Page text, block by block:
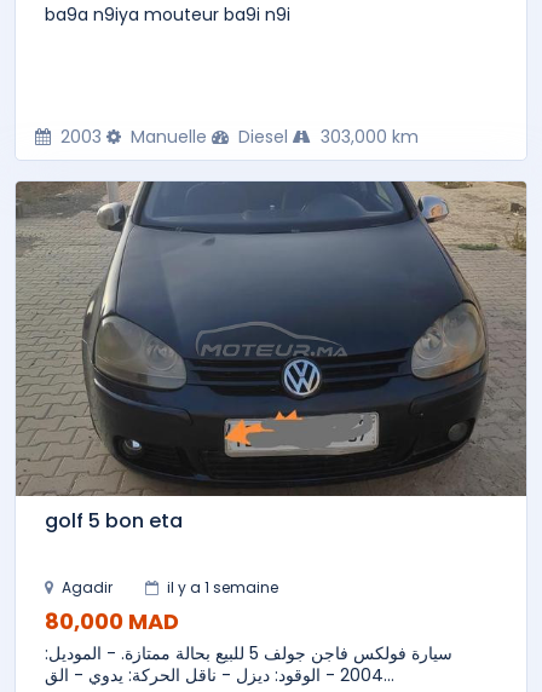
ba9a n9iya mouteur ba9i n9i
2003 Manuelle Diesel 303,000 km
golf 5 bon eta
Agadir il y a 1 semaine
80,000 MAD
سيارة فولكس فاجن جولف 5 للبيع بحالة ممتازة. - الموديل:
2004 - الوقود: ديزل - ناقل الحركة: يدوي - الق...